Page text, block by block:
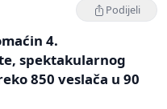
Podijeli
4.
spektakularnog
850 veslača u 90